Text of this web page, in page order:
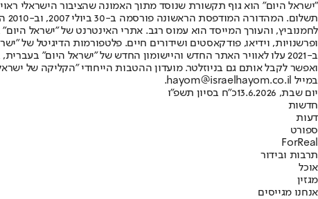
"ישראל היום" הוא גוף תקשורת שנוסד מתוך האמונה שהציבור הישראלי
ופרשנויות, וידיאו, פודקאסטים ושידורים חיים. פלטפורמות הדיגיטל של
ב-2021 עלו לאוויר האתר החדש והיישומון החדש של "ישראל היום"
ואפשר לקבל אותם גם בניוזלטר. מועדון ההטבות הייחודי "הקליקה של
במייל hayom@israelhayom.co.il.
יום שבת, 13.6.2026
כ"ח בסיון תשפ"ו
חדשות
דעות
ספורט
ForReal
תרבות ובידור
אוכל
מגזין
אנחנו מגייסים